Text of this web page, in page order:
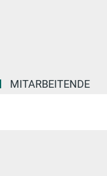
MITARBEITENDE